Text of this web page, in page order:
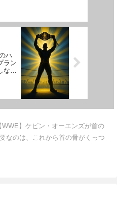
ハ
ラン
く
WWE】ケビン・オーエンズが首の
なのは、これから首の骨がくっつ